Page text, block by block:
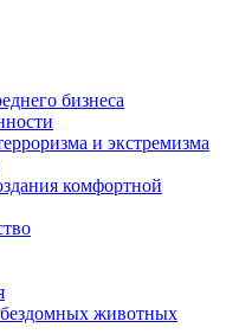
бизнеса
и экстремизма
комфортной
животных